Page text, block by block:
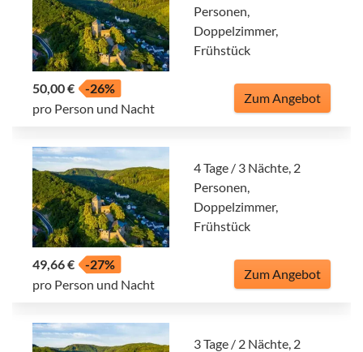
Personen,
Doppelzimmer,
Frühstück
50,00 €
-26%
pro Person und Nacht
Zum Angebot
4 Tage / 3 Nächte, 2
Personen,
Doppelzimmer,
Frühstück
49,66 €
-27%
pro Person und Nacht
Zum Angebot
3 Tage / 2 Nächte, 2